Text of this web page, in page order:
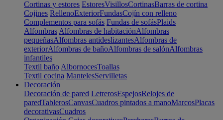
Cortinas y estores EstoresVisillosCortinasBarras de cortina
Cojines RellenoExteriorFundasCojín con relleno
Complementos para sofás Fundas de sofásPlaids
Alfombras Alfombras de habitaciónAlfombras
pequeñasAlfombras antideslizantesAlfombras de
exteriorAlfombras de bañoAlfombras de salónAlfombras
infantiles
Textil baño AlbornocesToallas
Textil cocina MantelesServilletas
Decoración
Decoración de pared LetrerosEspejosRelojes de
paredTablerosCanvasCuadros pintados a manoMarcosPlacas
decorativasCuadros